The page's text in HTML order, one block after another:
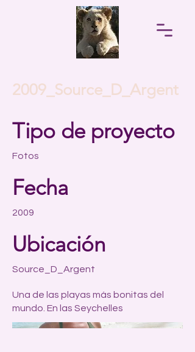
2009_Source_D_Argent
Tipo de proyecto
Fotos
Fecha
2009
Ubicación
Source_D_Argent
Una de las playas más bonitas del
mundo. En las Seychelles